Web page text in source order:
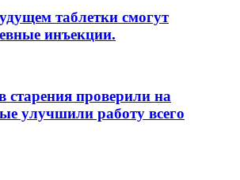
таблетки смогут
инъекции.
старения проверили на
улучшили работу всего